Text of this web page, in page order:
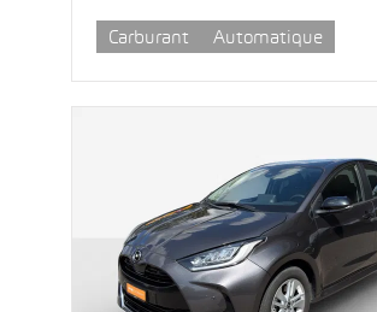
Carburant Automatique